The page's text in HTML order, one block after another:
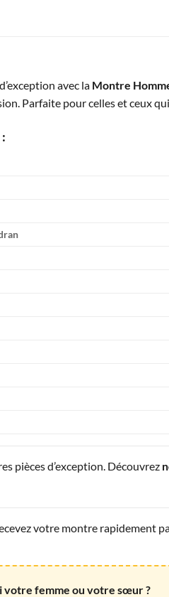
avec la Montre
Parfaite pour celles et ceux
pièces d’exception. Découvrez
votre montre rapidement
votre femme ou votre sœur ?